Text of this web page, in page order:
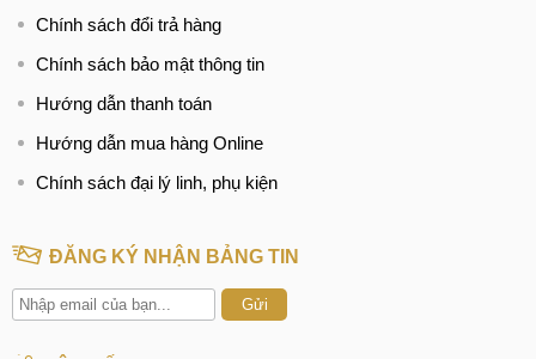
Chính sách đổi trả hàng
Chính sách bảo mật thông tin
Hướng dẫn thanh toán
Hướng dẫn mua hàng Online
Chính sách đại lý linh, phụ kiện
ĐĂNG KÝ NHẬN BẢNG TIN
Gửi